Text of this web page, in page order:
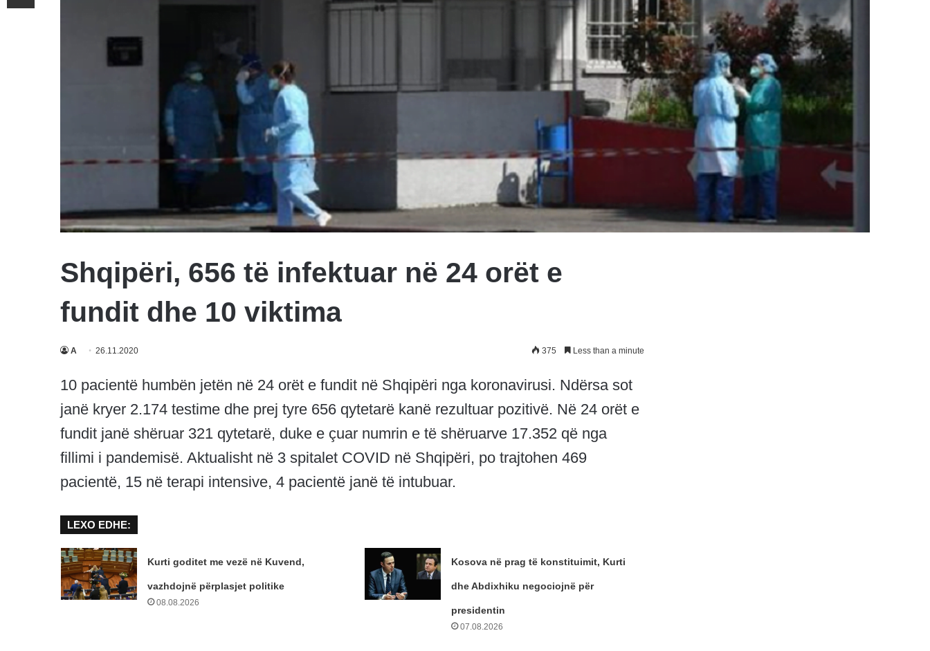
Shqipëri, 656 të infektuar në 24 orët e
fundit dhe 10 viktima
A 26.11.2020 375 Less than a minute
10 pacientë humbën jetën në 24 orët e fundit në Shqipëri nga koronavirusi. Ndërsa sot
janë kryer 2.174 testime dhe prej tyre 656 qytetarë kanë rezultuar pozitivë. Në 24 orët e
fundit janë shëruar 321 qytetarë, duke e çuar numrin e të shëruarve 17.352 që nga
fillimi i pandemisë. Aktualisht në 3 spitalet COVID në Shqipëri, po trajtohen 469
pacientë, 15 në terapi intensive, 4 pacientë janë të intubuar.
LEXO EDHE:
Kurti goditet me vezë në Kuvend,
vazhdojnë përplasjet politike
08.08.2026
Kosova në prag të konstituimit, Kurti
dhe Abdixhiku negociojnë për
presidentin
07.08.2026